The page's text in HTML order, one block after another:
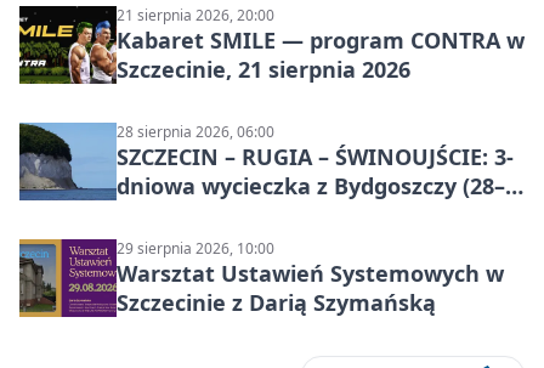
21 sierpnia 2026, 20:00
Kabaret SMILE — program CONTRA w
Szczecinie, 21 sierpnia 2026
28 sierpnia 2026, 06:00
SZCZECIN – RUGIA – ŚWINOUJŚCIE: 3-
dniowa wycieczka z Bydgoszczy (28–
29 sierpnia 2026, 10:00
Warsztat Ustawień Systemowych w
Szczecinie z Darią Szymańską